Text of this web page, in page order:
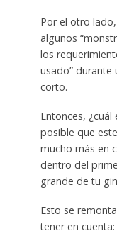
Por el otro
algunos
los
usado” durante
corto.
Entonces,
posible que
mucho más en
dentro del
grande de tu
Esto se
tener en